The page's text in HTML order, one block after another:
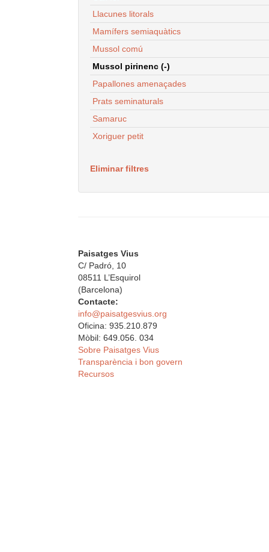
Llacunes litorals
Mamífers semiaquàtics
Mussol comú
Mussol pirinenc (-)
Papallones amenaçades
Prats seminaturals
Samaruc
Xoriguer petit
Eliminar filtres
Paisatges Vius
C/ Padró, 10
08511 L’Esquirol
(Barcelona)
Contacte:
info@paisatgesvius.org
Oficina: 935.210.879
Mòbil: 649.056. 034
Sobre Paisatges Vius
Transparència i bon govern
Recursos